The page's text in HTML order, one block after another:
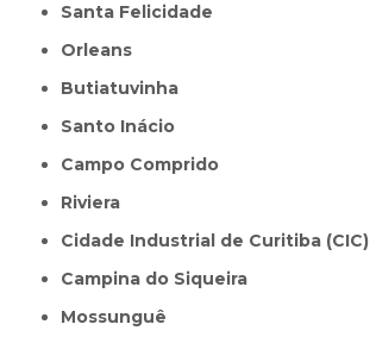
Santa Felicidade
Orleans
Butiatuvinha
Santo Inácio
Campo Comprido
Riviera
Cidade Industrial de Curitiba (CIC)
Campina do Siqueira
Mossunguê